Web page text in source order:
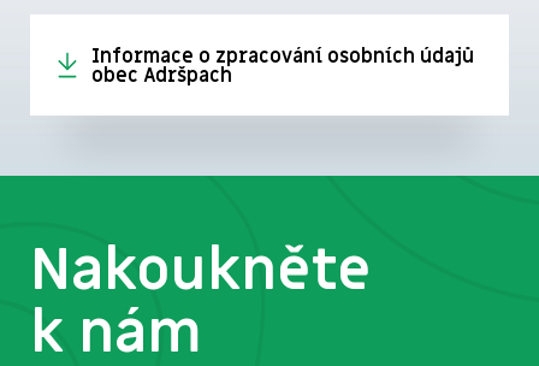
Informace o zpracování osobních údajů
obec Adršpach
Nakoukněte
k nám